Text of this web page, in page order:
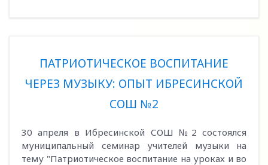
ПАТРИОТИЧЕСКОЕ ВОСПИТАНИЕ
ЧЕРЕЗ МУЗЫКУ: ОПЫТ ИБРЕСИНСКОЙ
СОШ №2
30 апреля в Ибресинской СОШ №2 состоялся
муниципальный семинар учителей музыки на
тему "Патриотическое воспитание на уроках и во